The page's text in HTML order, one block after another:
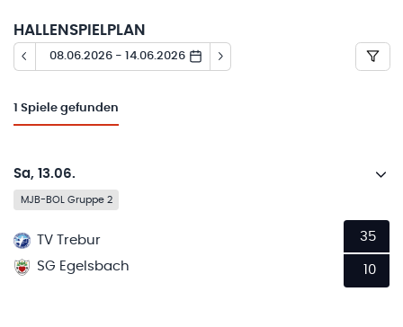
HALLENSPIELPLAN
08.06.2026 - 14.06.2026
Spiele gefunden
Sa, 13.06.
MJB-BOL Gruppe 2
TV Trebur
SG Egelsbach
35
10